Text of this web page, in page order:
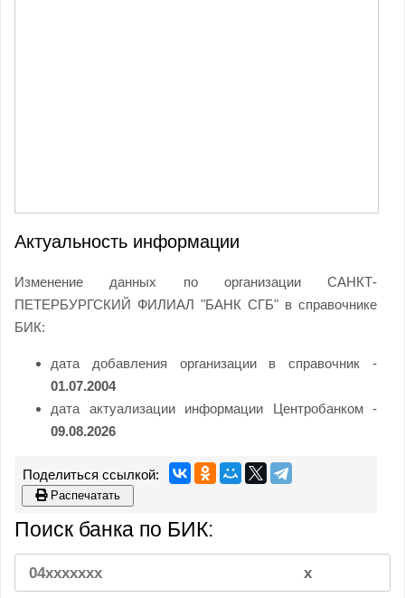
Актуальность информации
Изменение данных по организации САНКТ-
ПЕТЕРБУРГСКИЙ ФИЛИАЛ "БАНК СГБ" в справочнике
БИК:
дата добавления организации в справочник -
01.07.2004
дата актуализации информации Центробанком -
09.08.2026
Распечатать
Поиск банка по БИК: